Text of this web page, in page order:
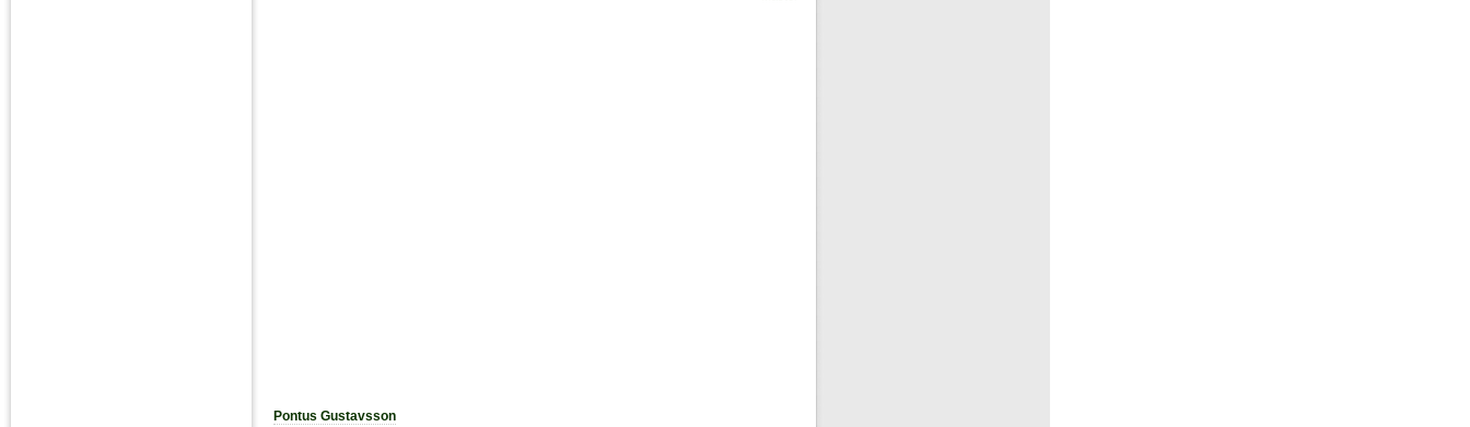
Pontus Gustavsson